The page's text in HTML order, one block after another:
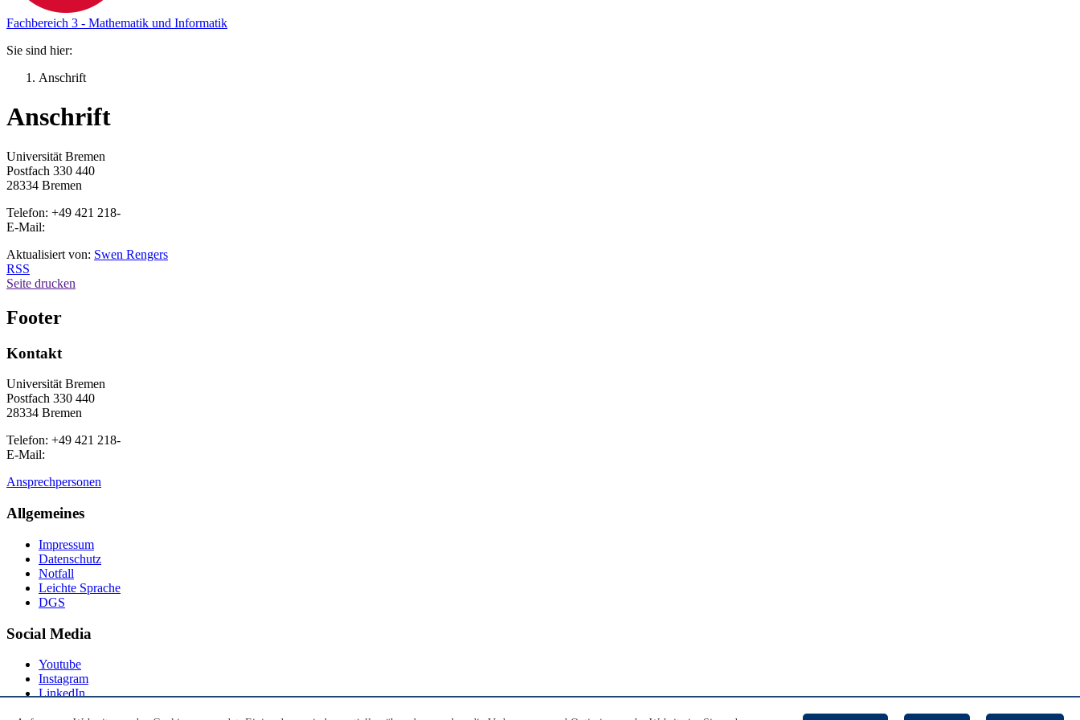
Fachbereich 3 - Mathematik und Informatik
Sie sind hier:
Anschrift
Anschrift
Universität Bremen
Postfach 330 440
28334 Bremen
Telefon: +49 421 218-
E-Mail:
Aktualisiert von: Swen Rengers
RSS
Seite drucken
Footer
Kontakt
Universität Bremen
Postfach 330 440
28334 Bremen
Telefon: +49 421 218-
E-Mail:
Ansprechpersonen
Allgemeines
Impressum
Datenschutz
Notfall
Leichte Sprache
DGS
Social Media
Youtube
Instagram
LinkedIn